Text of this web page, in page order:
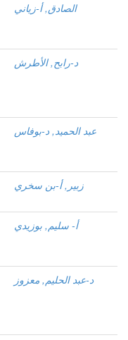
الصادق, أ-زياني
د-رابح, الأطرش
عبد الحميد, د-بوفاس
زبير, أ-بن سخري
أ- سليم, بوزيدي
د-عبد الحليم, معزوز